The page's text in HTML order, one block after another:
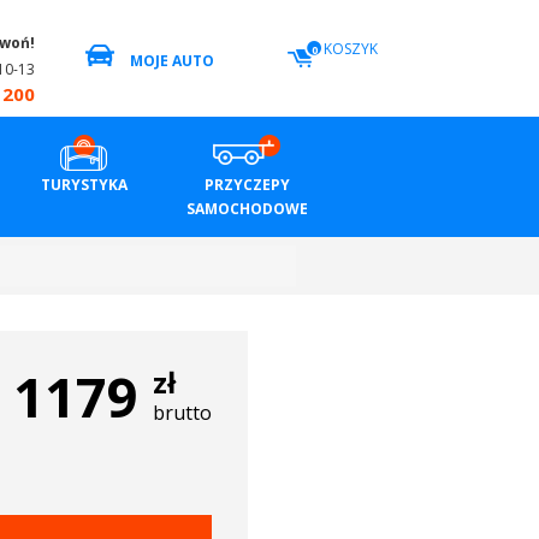
13
MOJE AUTO
0 KOSZYK
TURYSTYKA
PRZYCZEPY
SAMOCHODOWE
1179 zł
brutto